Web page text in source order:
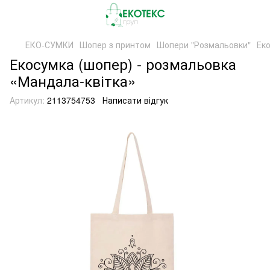
ЕКО-СУМКИ Шопер з принтом Шопери "Розмальовки"
Екосумка (шопер) - розмальовка
«Мандала-квітка»
Артикул: 2113754753 Написати відгук